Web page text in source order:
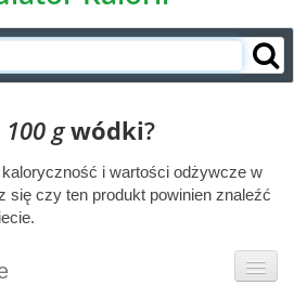
100 g wódki?
i wartości odżywcze w
się czy ten produkt powinien znaleźć